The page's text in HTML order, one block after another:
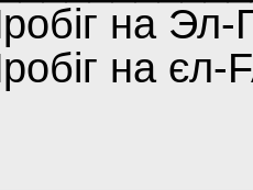
на
на єл-